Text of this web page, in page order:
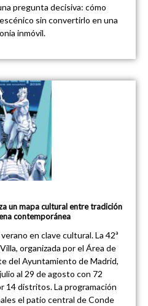
pregunta decisiva: cómo
sin convertirlo en una
inmóvil.
un mapa cultural entre tradición
contemporánea
en clave cultural. La 42ª
organizada por el Área de
del Ayuntamiento de Madrid,
al 29 de agosto con 72
14 distritos. La programación
el patio central de Conde